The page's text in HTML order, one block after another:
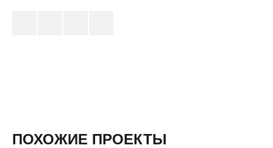
ПОХОЖИЕ ПРОЕКТЫ